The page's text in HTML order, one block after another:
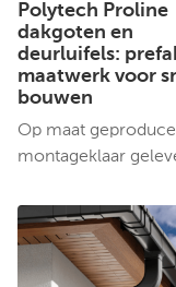
Polytech Proline
dakgoten en
deurluifels:
maatwerk voor
bouwen
Op maat
montageklaar